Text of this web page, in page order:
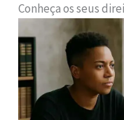
Conheça os seus